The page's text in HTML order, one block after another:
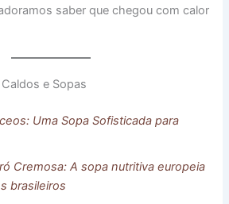
saber que chegou com calor
e Sopas
Uma Sopa Sofisticada para
Cremosa: A sopa nutritiva europeia
brasileiros